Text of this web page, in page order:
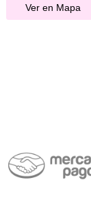
Ver en Mapa